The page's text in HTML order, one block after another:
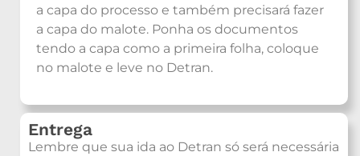
a capa do processo e também precisará fazer
a capa do malote. Ponha os documentos
tendo a capa como a primeira folha, coloque
no malote e leve no Detran.
Entrega
Lembre que sua ida ao Detran só será necessária